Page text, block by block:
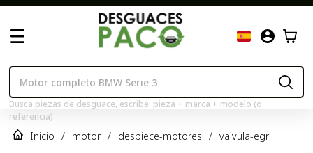
Busca piezas de desguace, escribe: pieza + marca + modelo (o
referencia)
Inicio / motor / despiece-motores / valvula-egr